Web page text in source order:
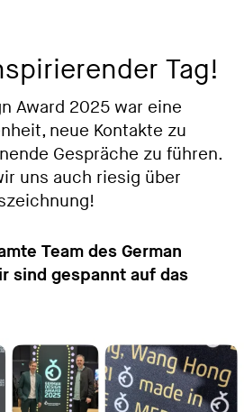
Tag!
Award 2025 war eine
neue Kontakte zu
Gespräche zu führen.
uns auch riesig über
Team des German
sind gespannt auf das